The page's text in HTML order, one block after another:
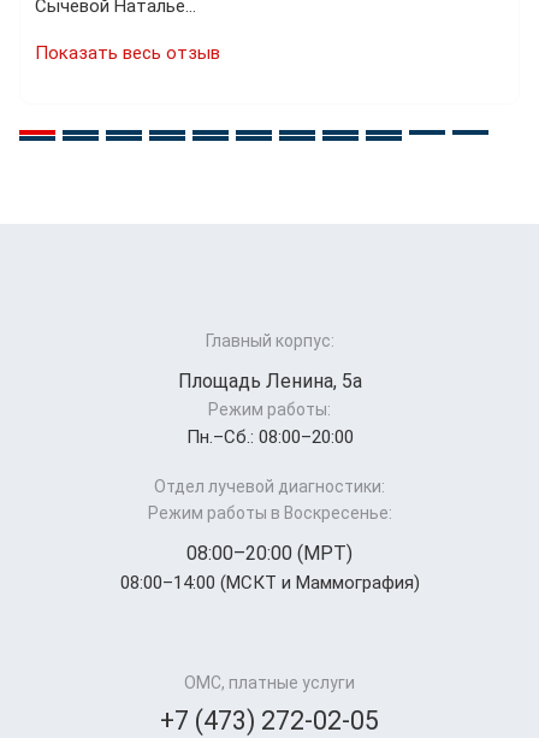
Сычевой Наталье…
Показать весь отзыв
Главный корпус:
Площадь Ленина, 5а
Режим работы:
Пн.–Cб.: 08:00–20:00
Отдел лучевой диагностики:
Режим работы в Воскресенье:
08:00–20:00 (МРТ)
08:00–14:00 (МСКТ и Маммография)
ОМС, платные услуги
+7 (473) 272-02-05